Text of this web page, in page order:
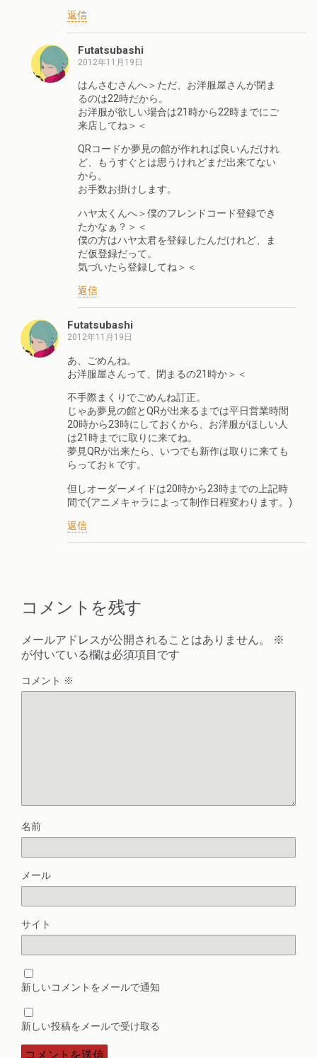
返信
Futatsubashi
2012年11月19日
はんさむさんへ＞ただ、お洋服屋さんが閉ま
るのは22時だから。
お洋服が欲しい場合は21時から22時までにご
来店してね＞＜
QRコードか夢見の館が作れれば良いんだけれ
ど、もうすぐとは思うけれどまだ出来てない
から。
お手数お掛けします。
ハヤ太くんへ＞僕のフレンドコード登録でき
たかなぁ？＞＜
僕の方はハヤ太君を登録したんだけれど、ま
だ仮登録だって。
気づいたら登録してね＞＜
返信
Futatsubashi
2012年11月19日
あ、ごめんね。
お洋服屋さんって、閉まるの21時か＞＜
不手際まくりでごめんね訂正。
じゃあ夢見の館とQRが出来るまでは平日営業時間
20時から23時にしておくから、お洋服がほしい人
は21時までに取りに来てね。
夢見QRが出来たら、いつでも新作は取りに来ても
らっておｋです。
但しオーダーメイドは20時から23時までの上記時
間で(アニメキャラによって制作日程変わります。)
返信
コメントを残す
メールアドレスが公開されることはありません。
※
が付いている欄は必須項目です
コメント ※
名前
メール
サイト
新しいコメントをメールで通知
新しい投稿をメールで受け取る